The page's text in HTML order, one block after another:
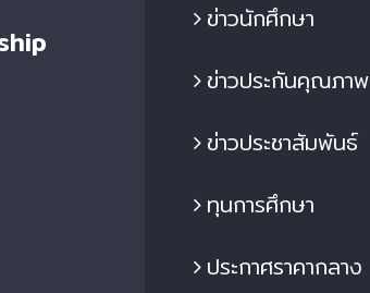
ข่าวนักศึกษา
ข่าวประกันคุณภาพ
ข่าวประชาสัมพันธ์
ทุนการศึกษา
ประกาศราคากลาง